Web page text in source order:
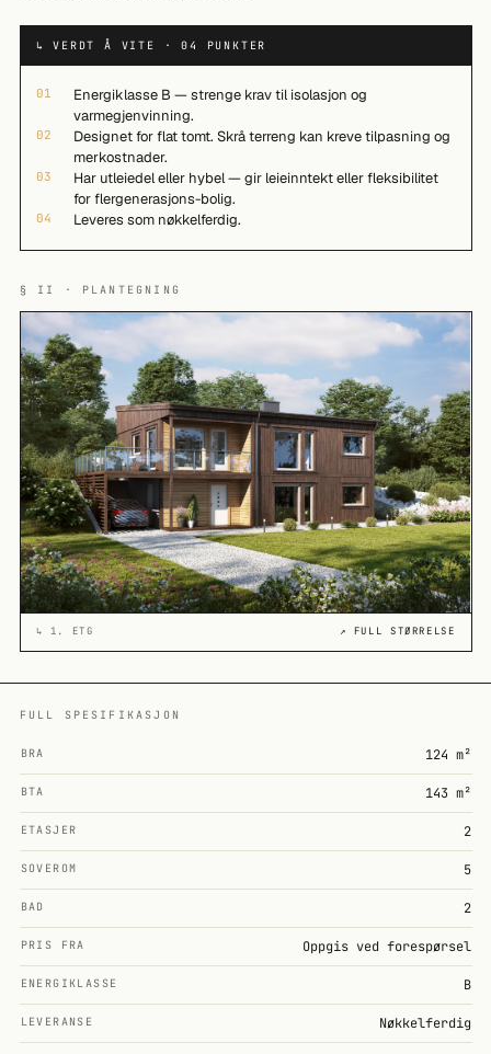
↳ VERDT Å VITE · 04 PUNKTER
01
Energiklasse B — strenge krav til isolasjon og
varmegjenvinning.
02
Designet for flat tomt. Skrå terreng kan kreve tilpasning og
merkostnader.
03
Har utleiedel eller hybel — gir leieinntekt eller fleksibilitet
for flergenerasjons-bolig.
04 Leveres som nøkkelferdig.
§ II · PLANTEGNING
↳ 1. ETG ↗ FULL STØRRELSE
FULL SPESIFIKASJON
BRA 124 m²
BTA 143 m²
ETASJER 2
SOVEROM 5
BAD 2
PRIS FRA Oppgis ved forespørsel
ENERGIKLASSE B
LEVERANSE Nøkkelferdig